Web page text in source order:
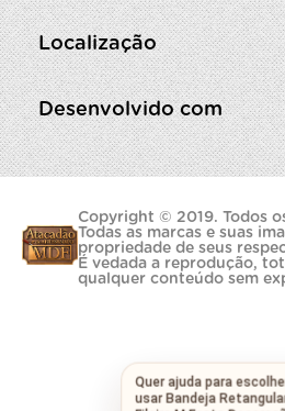
Localização
Desenvolvido com
Copyright © 2019. Todos
Todas as marcas e suas
propriedade de seus
É vedada a reprodução,
qualquer conteúdo sem